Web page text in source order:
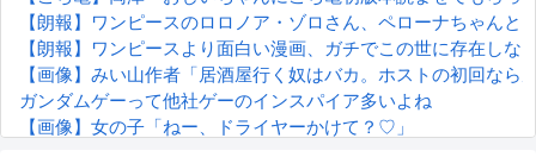
【朗報】ワンピースのロロノア・ゾロさん、ペローナちゃんと
【朗報】ワンピースより面白い漫画、ガチでこの世に存在しな
【画像】みい山作者「居酒屋行く奴はバカ。ホストの初回な
ガンダムゲーって他社ゲーのインスパイア多いよね
【画像】女の子「ねー、ドライヤーかけて？♡」